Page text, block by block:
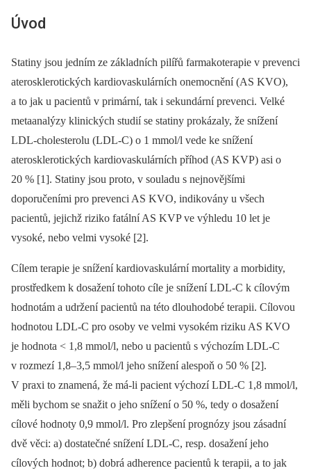
Úvod
Statiny jsou jedním ze základních pilířů farmakoterapie v prevenci
aterosklerotických kardiovaskulárních onemocnění (AS KVO),
a to jak u pacientů v primární, tak i sekundární prevenci. Velké
metaanalýzy klinických studií se statiny prokázaly, že snížení
LDL-cholesterolu (LDL-C) o 1 mmol/l vede ke snížení
aterosklerotických kardiovaskulárních příhod (AS KVP) asi o
20 % [1]. Statiny jsou proto, v souladu s nejnovějšími
doporučeními pro prevenci AS KVO, indikovány u všech
pacientů, jejichž riziko fatální AS KVP ve výhledu 10 let je
vysoké, nebo velmi vysoké [2].
Cílem terapie je snížení kardiovaskulární mortality a morbidity,
prostředkem k dosažení tohoto cíle je snížení LDL-C k cílovým
hodnotám a udržení pacientů na této dlouhodobé terapii. Cílovou
hodnotou LDL-C pro osoby ve velmi vysokém riziku AS KVO
je hodnota < 1,8 mmol/l, nebo u pacientů s výchozím LDL-C
v rozmezí 1,8–3,5 mmol/l jeho snížení alespoň o 50 % [2].
V praxi to znamená, že má-li pacient výchozí LDL-C 1,8 mmol/l,
měli bychom se snažit o jeho snížení o 50 %, tedy o dosažení
cílové hodnoty 0,9 mmol/l. Pro zlepšení prognózy jsou zásadní
dvě věci: a) dostatečné snížení LDL-C, resp. dosažení jeho
cílových hodnot; b) dobrá adherence pacientů k terapii, a to jak